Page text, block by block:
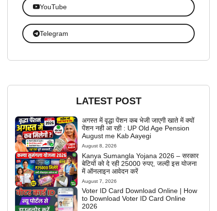
YouTube
Telegram
LATEST POST
अगस्त में वृद्धा पेंशन कब भेजी जाएगी खाते में क्यों
पेंशन नही आ रही : UP Old Age Pension
August me Kab Aayegi
August 8, 2026
Kanya Sumangla Yojana 2026 – सरकार
बेटियों को दे रही 25000 रुपए, जल्दी इस योजना
में ऑनलाइन आवेदन करें
August 7, 2026
Voter ID Card Download Online | How
to Download Voter ID Card Online
2026